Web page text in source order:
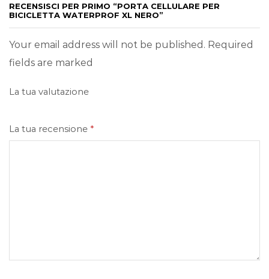
RECENSISCI PER PRIMO “PORTA CELLULARE PER
BICICLETTA WATERPROF XL NERO”
Your email address will not be published. Required
fields are marked
La tua valutazione
La tua recensione *